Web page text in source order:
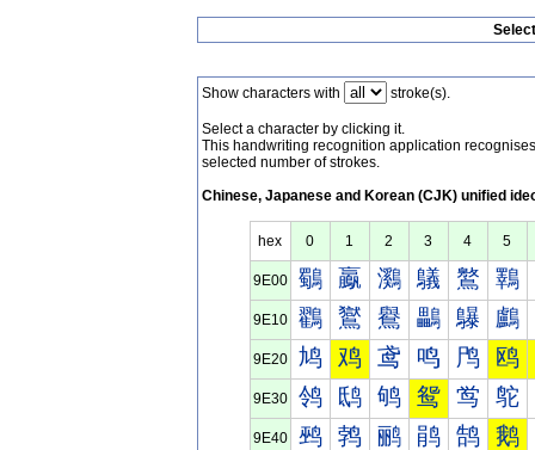
Show characters with stroke(s).
Select a character by clicking it.
This handwriting recognition application
selected number of strokes.
Chinese, Japanese and Korean (CJK) unified
hex 0 1 2 3 4 5
9E00 鸀 鸁 鸂 鸃 鸄 鸅
9E10 鸐 鸑 鸒 鸓 鸔 鸕
9E20 鸠 鸡 鸢 鸣 鸤 鸥
9E30 鸰 鸱 鸲 鸳 鸴 鸵
9E40 鹀 鹁 鹂 鹃 鹄 鹅